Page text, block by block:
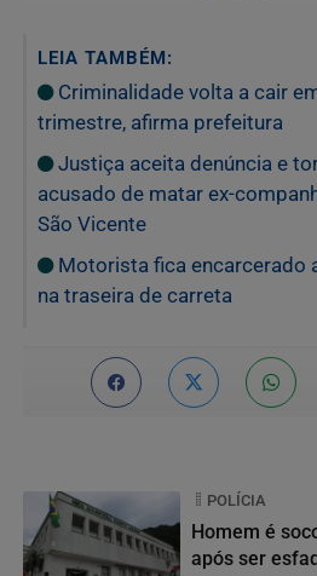
LEIA TAMBÉM:
Criminalidade volta a cair
trimestre, afirma prefeitura
Justiça aceita denúncia e
acusado de matar ex-
São Vicente
Motorista fica encarcerado
na traseira de carreta
POLÍCIA
Homem é
após ser